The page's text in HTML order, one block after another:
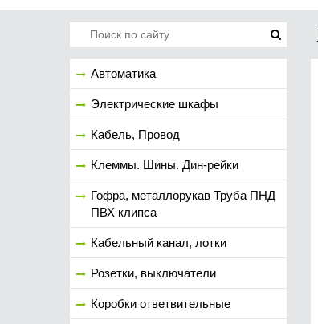
Автоматика
Электрические шкафы
Кабель, Провод
Клеммы. Шины. Дин-рейки
Гофра, металлорукав Труба ПНД
ПВХ клипса
Кабельный канал, лотки
Розетки, выключатели
Коробки ответвительные